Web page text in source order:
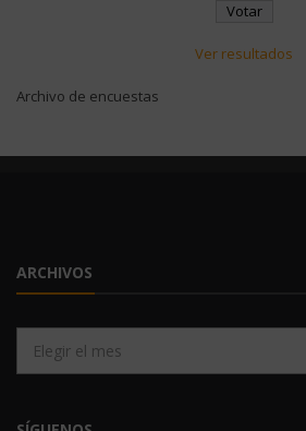
Ver resultados
Archivo de encuestas
ARCHIVOS